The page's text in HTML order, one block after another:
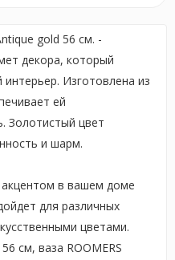
gold 56 см. -
декора, который
Изготовлена из
ей
Золотистый цвет
и шарм.
акцентом в вашем доме
для различных
цветами.
см, ваза ROOMERS